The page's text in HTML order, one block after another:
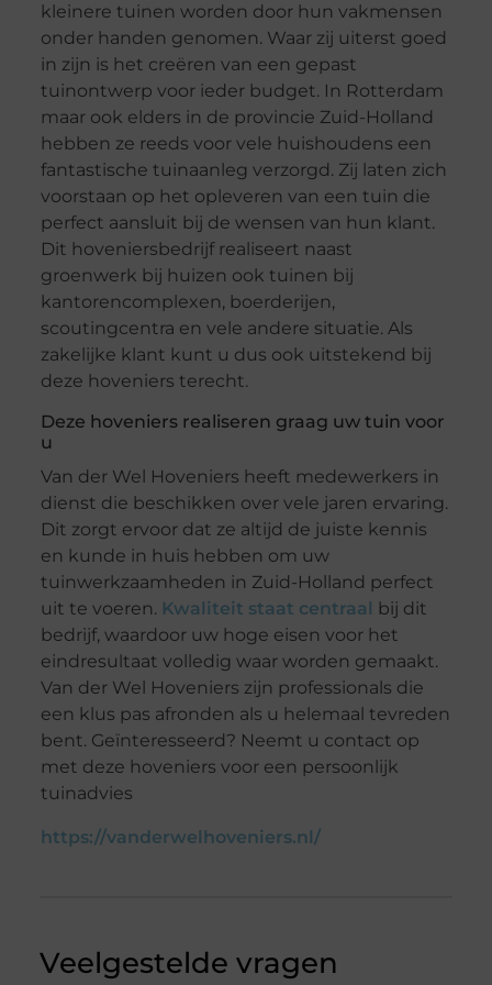
kleinere tuinen worden door hun vakmensen
onder handen genomen. Waar zij uiterst goed
in zijn is het creëren van een gepast
tuinontwerp voor ieder budget. In Rotterdam
maar ook elders in de provincie Zuid-Holland
hebben ze reeds voor vele huishoudens een
fantastische tuinaanleg verzorgd. Zij laten zich
voorstaan op het opleveren van een tuin die
perfect aansluit bij de wensen van hun klant.
Dit hoveniersbedrijf realiseert naast
groenwerk bij huizen ook tuinen bij
kantorencomplexen, boerderijen,
scoutingcentra en vele andere situatie. Als
zakelijke klant kunt u dus ook uitstekend bij
deze hoveniers terecht.
Deze hoveniers realiseren graag uw tuin voor
u
Van der Wel Hoveniers heeft medewerkers in
dienst die beschikken over vele jaren ervaring.
Dit zorgt ervoor dat ze altijd de juiste kennis
en kunde in huis hebben om uw
tuinwerkzaamheden in Zuid-Holland perfect
uit te voeren. Kwaliteit staat centraal
bij dit
bedrijf, waardoor uw hoge eisen voor het
eindresultaat volledig waar worden gemaakt.
Van der Wel Hoveniers zijn professionals die
een klus pas afronden als u helemaal tevreden
bent. Geïnteresseerd? Neemt u contact op
met deze hoveniers voor een persoonlijk
tuinadvies
https://vanderwelhoveniers.nl/
Veelgestelde vragen